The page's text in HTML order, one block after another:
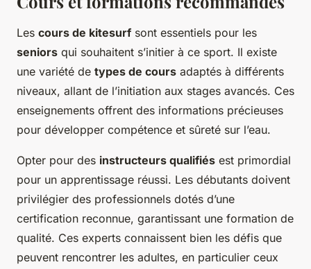
Les cours de kitesurf sont essentiels pour les
seniors qui souhaitent s’initier à ce sport. Il existe
une variété de types de cours adaptés à différents
niveaux, allant de l’initiation aux stages avancés. Ces
enseignements offrent des informations précieuses
pour développer compétence et sûreté sur l’eau.
Opter pour des instructeurs qualifiés est primordial
pour un apprentissage réussi. Les débutants doivent
privilégier des professionnels dotés d’une
certification reconnue, garantissant une formation de
qualité. Ces experts connaissent bien les défis que
peuvent rencontrer les adultes, en particulier ceux